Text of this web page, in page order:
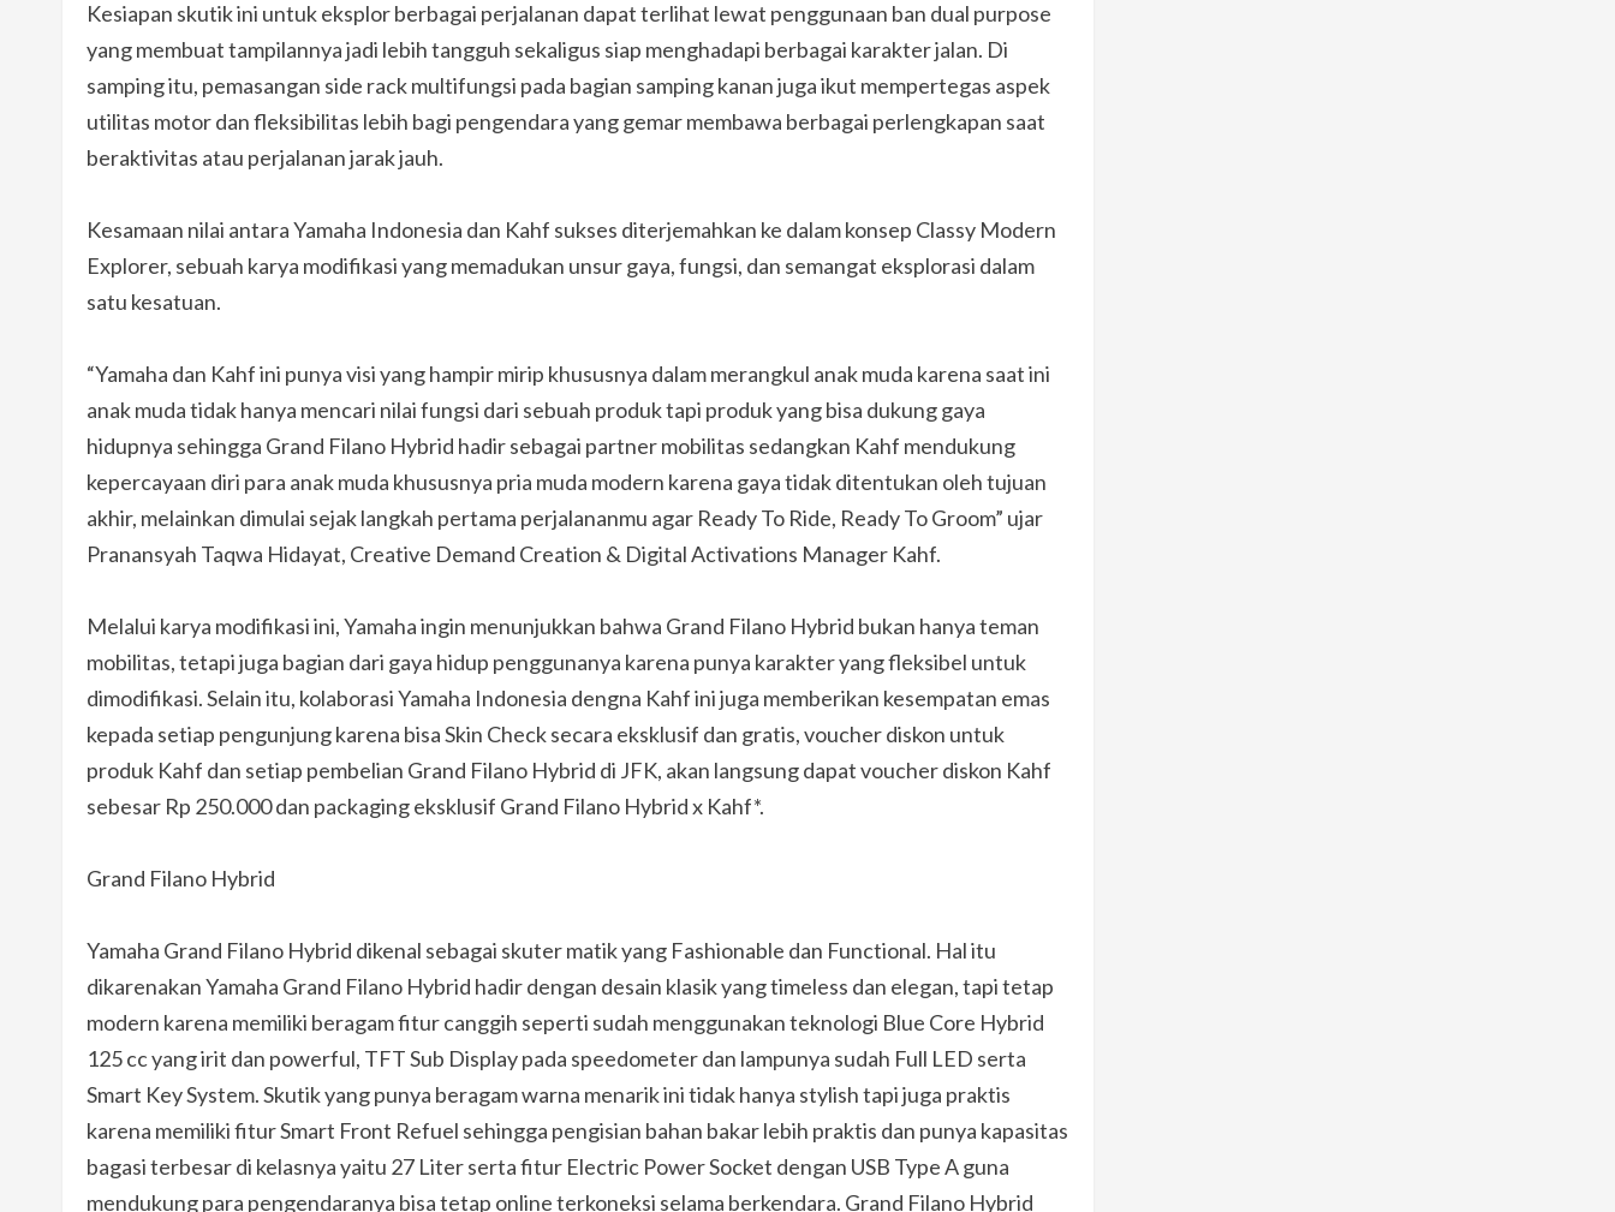
Kesiapan skutik ini untuk eksplor berbagai perjalanan dapat terlihat lewat penggunaan ban dual purpose
yang membuat tampilannya jadi lebih tangguh sekaligus siap menghadapi berbagai karakter jalan. Di
samping itu, pemasangan side rack multifungsi pada bagian samping kanan juga ikut mempertegas aspek
utilitas motor dan fleksibilitas lebih bagi pengendara yang gemar membawa berbagai perlengkapan saat
beraktivitas atau perjalanan jarak jauh.
Kesamaan nilai antara Yamaha Indonesia dan Kahf sukses diterjemahkan ke dalam konsep Classy Modern
Explorer, sebuah karya modifikasi yang memadukan unsur gaya, fungsi, dan semangat eksplorasi dalam
satu kesatuan.
“Yamaha dan Kahf ini punya visi yang hampir mirip khususnya dalam merangkul anak muda karena saat ini
anak muda tidak hanya mencari nilai fungsi dari sebuah produk tapi produk yang bisa dukung gaya
hidupnya sehingga Grand Filano Hybrid hadir sebagai partner mobilitas sedangkan Kahf mendukung
kepercayaan diri para anak muda khususnya pria muda modern karena gaya tidak ditentukan oleh tujuan
akhir, melainkan dimulai sejak langkah pertama perjalananmu agar Ready To Ride, Ready To Groom” ujar
Pranansyah Taqwa Hidayat, Creative Demand Creation & Digital Activations Manager Kahf.
Melalui karya modifikasi ini, Yamaha ingin menunjukkan bahwa Grand Filano Hybrid bukan hanya teman
mobilitas, tetapi juga bagian dari gaya hidup penggunanya karena punya karakter yang fleksibel untuk
dimodifikasi. Selain itu, kolaborasi Yamaha Indonesia dengna Kahf ini juga memberikan kesempatan emas
kepada setiap pengunjung karena bisa Skin Check secara eksklusif dan gratis, voucher diskon untuk
produk Kahf dan setiap pembelian Grand Filano Hybrid di JFK, akan langsung dapat voucher diskon Kahf
sebesar Rp 250.000 dan packaging eksklusif Grand Filano Hybrid x Kahf*.
Grand Filano Hybrid
Yamaha Grand Filano Hybrid dikenal sebagai skuter matik yang Fashionable dan Functional. Hal itu
dikarenakan Yamaha Grand Filano Hybrid hadir dengan desain klasik yang timeless dan elegan, tapi tetap
modern karena memiliki beragam fitur canggih seperti sudah menggunakan teknologi Blue Core Hybrid
125 cc yang irit dan powerful, TFT Sub Display pada speedometer dan lampunya sudah Full LED serta
Smart Key System. Skutik yang punya beragam warna menarik ini tidak hanya stylish tapi juga praktis
karena memiliki fitur Smart Front Refuel sehingga pengisian bahan bakar lebih praktis dan punya kapasitas
bagasi terbesar di kelasnya yaitu 27 Liter serta fitur Electric Power Socket dengan USB Type A guna
mendukung para pengendaranya bisa tetap online terkoneksi selama berkendara. Grand Filano Hybrid